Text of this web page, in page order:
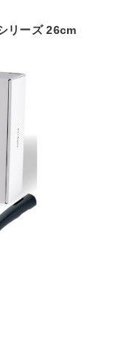
リーズ 26cm